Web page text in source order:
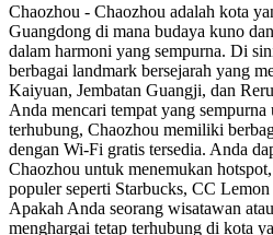
Chaozhou - Chaozhou adalah kota
Guangdong di mana budaya kuno
dalam harmoni yang sempurna. Di
berbagai landmark bersejarah yang
Kaiyuan, Jembatan Guangji, dan
Anda mencari tempat yang sempurna
terhubung, Chaozhou memiliki
dengan Wi-Fi gratis tersedia. Anda
Chaozhou untuk menemukan
populer seperti Starbucks, CC
Apakah Anda seorang wisatawan
menghargai tetap terhubung di kota